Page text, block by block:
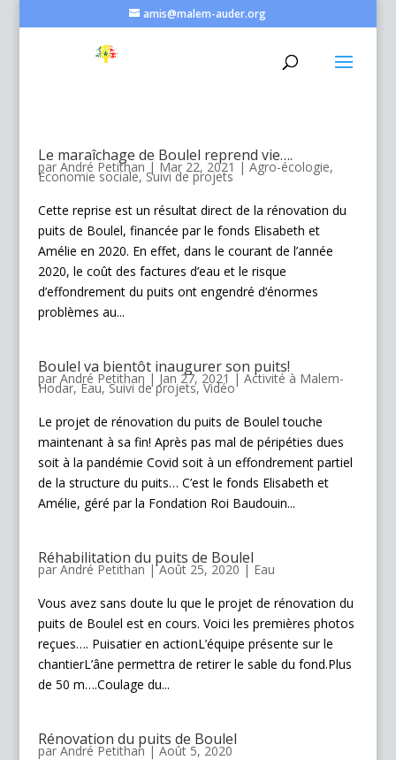
amis@malem-auder.org
Le maraîchage de Boulel reprend vie….
par André Petithan | Mar 22, 2021 | Agro-écologie,
Economie sociale,Suivi de projets
Cette reprise est un résultat direct de la rénovation du
puits de Boulel, financée par le fonds Elisabeth et
Amélie en 2020. En effet, dans le courant de l’année
2020, le coût des factures d’eau et le risque
d’effondrement du puits ont engendré d’énormes
problèmes au...
Boulel va bientôt inaugurer son puits!
par André Petithan | Jan 27, 2021 | Activité à Malem-
Hodar,Eau,Suivi de projets,Vidéo
Le projet de rénovation du puits de Boulel touche
maintenant à sa fin! Après pas mal de péripéties dues
soit à la pandémie Covid soit à un effondrement partiel
de la structure du puits… C’est le fonds Elisabeth et
Amélie, géré par la Fondation Roi Baudouin...
Réhabilitation du puits de Boulel
par André Petithan |Août 25, 2020 | Eau
Vous avez sans doute lu que le projet de rénovation du
puits de Boulel est en cours. Voici les premières photos
reçues…. Puisatier en actionL’équipe présente sur le
chantierL’âne permettra de retirer le sable du fond.Plus
de 50 m….Coulage du...
Rénovation du puits de Boulel
par André Petithan | Août 5, 2020